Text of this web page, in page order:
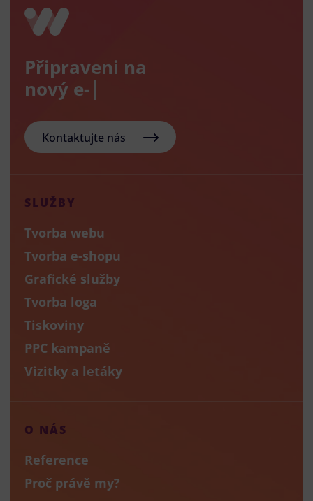
Připraveni na
Kontaktujte nás
SLUŽBY
Tvorba webu
Tvorba e-shopu
Grafické služby
Tvorba loga
Tiskoviny
PPC kampaně
Vizitky a letáky
O NÁS
Reference
Proč právě my?